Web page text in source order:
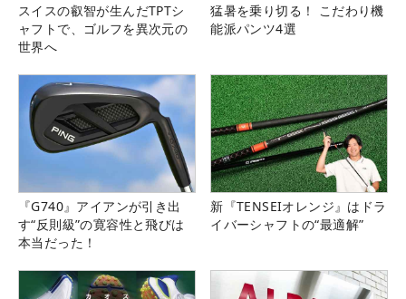
スイスの叡智が生んだTPTシ
ャフトで、ゴルフを異次元の
世界へ
猛暑を乗り切る！ こだわり機
能派パンツ4選
『G740』アイアンが引き出
す“反則級”の寛容性と飛びは
本当だった！
新『TENSEIオレンジ』はドラ
イバーシャフトの“最適解”